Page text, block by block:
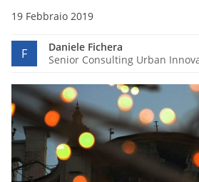
19 Febbraio 2019
F
Daniele Fichera
Senior Consulting Urban